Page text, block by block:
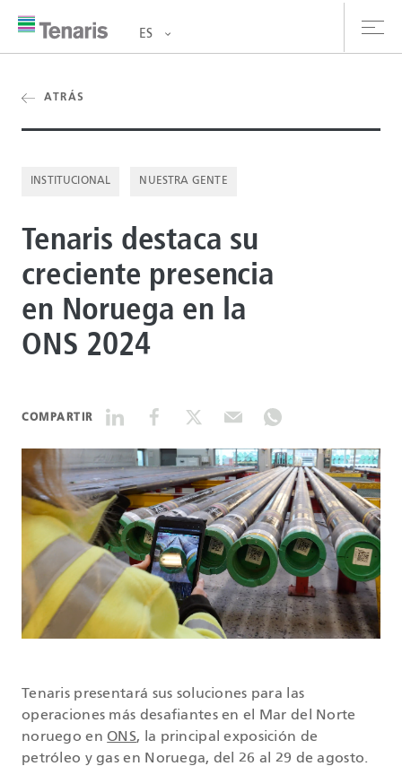
y Servicios
de prensa
DATASHEETS
SEARCH
ES
ATRÁS
INSTITUCIONAL NUESTRA GENTE
Tenaris destaca su
creciente presencia
en Noruega en la
ONS 2024
COMPARTIR
Tenaris presentará sus soluciones para las
operaciones más desafiantes en el Mar del Norte
noruego en ONS, la principal exposición de
petróleo y gas en Noruega, del 26 al 29 de agosto.